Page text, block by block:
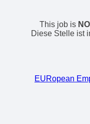
This job is
Diese Stelle ist
EURopean